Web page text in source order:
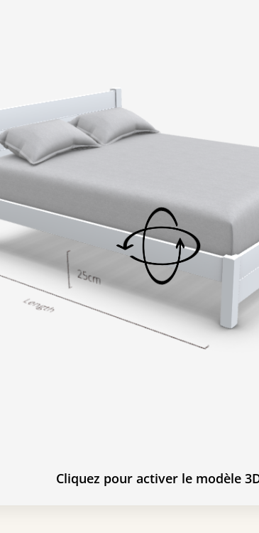
Cliquez pour activer le modèle